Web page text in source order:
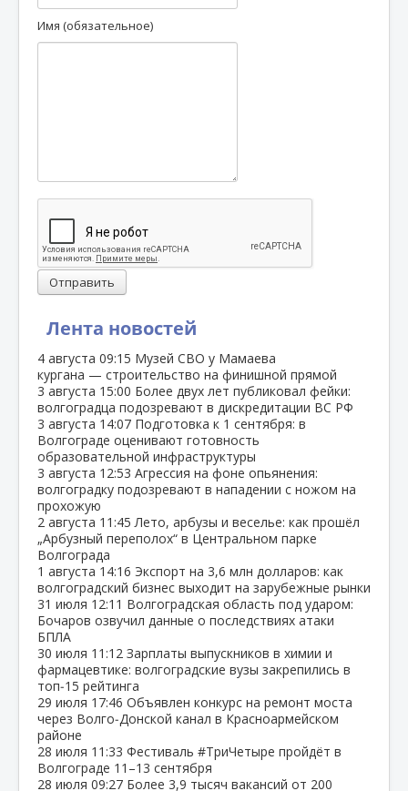
Лента новостей
4 августа 09:15 Музей СВО у Мамаева
кургана — строительство на финишной прямой
3 августа 15:00 Более двух лет публиковал фейки:
волгоградца подозревают в дискредитации ВС РФ
3 августа 14:07 Подготовка к 1 сентября: в
Волгограде оценивают готовность
образовательной инфраструктуры
3 августа 12:53 Агрессия на фоне опьянения:
волгоградку подозревают в нападении с ножом на
прохожую
2 августа 11:45 Лето, арбузы и веселье: как прошёл
„Арбузный переполох“ в Центральном парке
Волгограда
1 августа 14:16 Экспорт на 3,6 млн долларов: как
волгоградский бизнес выходит на зарубежные рынки
31 июля 12:11 Волгоградская область под ударом:
Бочаров озвучил данные о последствиях атаки
БПЛА
30 июля 11:12 Зарплаты выпускников в химии и
фармацевтике: волгоградские вузы закрепились в
топ‑15 рейтинга
29 июля 17:46 Объявлен конкурс на ремонт моста
через Волго‑Донской канал в Красноармейском
районе
28 июля 11:33 Фестиваль #ТриЧетыре пройдёт в
Волгограде 11–13 сентября
28 июля 09:27 Более 3,9 тысяч вакансий от 200
Имя (обязательное)
Отправить